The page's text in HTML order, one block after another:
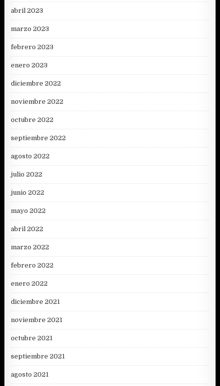
abril 2023
marzo 2023
febrero 2023
enero 2023
diciembre 2022
noviembre 2022
octubre 2022
septiembre 2022
agosto 2022
julio 2022
junio 2022
mayo 2022
abril 2022
marzo 2022
febrero 2022
enero 2022
diciembre 2021
noviembre 2021
octubre 2021
septiembre 2021
agosto 2021